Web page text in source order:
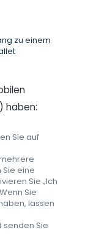
zu einem
haben:
Sie auf
Sie eine
Sie „Ich
Sie
lassen
senden Sie